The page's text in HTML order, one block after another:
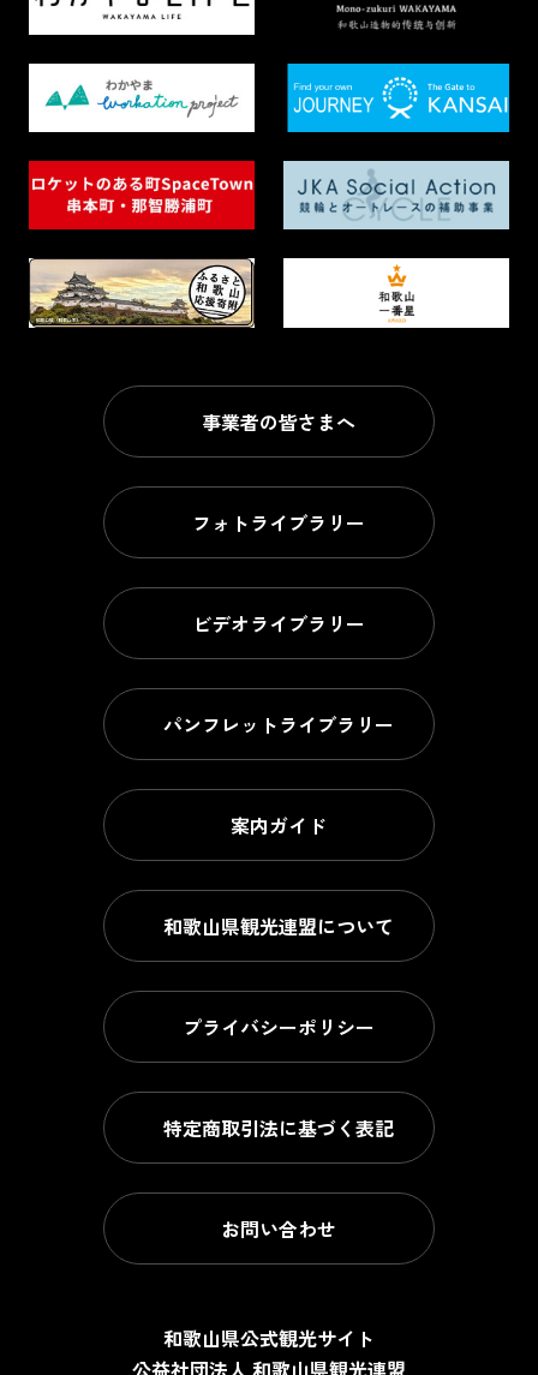
事業者の皆さまへ
フォトライブラリー
ビデオライブラリー
パンフレットライブラリー
案内ガイド
和歌山県観光連盟について
プライバシーポリシー
特定商取引法に基づく表記
お問い合わせ
和歌山県公式観光サイト
公益社団法人 和歌山県観光連盟